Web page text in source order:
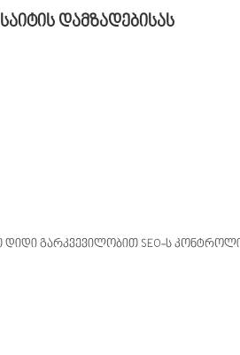
დამზადებისას
დიდი გარკვევილობით SEO-ს